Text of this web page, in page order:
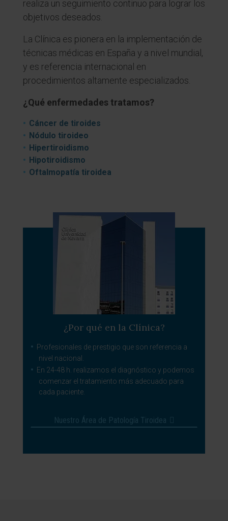
realiza un seguimiento continuo para lograr los
objetivos deseados.
La Clínica es pionera en la implementación de
técnicas médicas en España y a nivel mundial,
y es referencia internacional en
procedimientos altamente especializados.
¿Qué enfermedades tratamos?
Cáncer de tiroides
Nódulo tiroideo
Hipertiroidismo
Hipotiroidismo
Oftalmopatía tiroidea
¿Por qué en la Clínica?
Profesionales de prestigio que son referencia a
nivel nacional.
En 24-48 h. realizamos el diagnóstico y podemos
comenzar el tratamiento más adecuado para
cada paciente.
Nuestro Área de Patología Tiroidea